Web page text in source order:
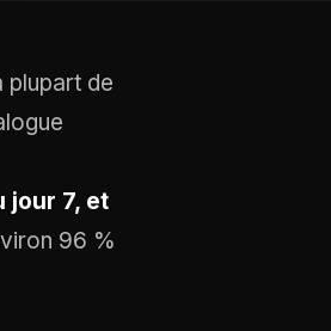
plupart de
jour 7, et
96 %